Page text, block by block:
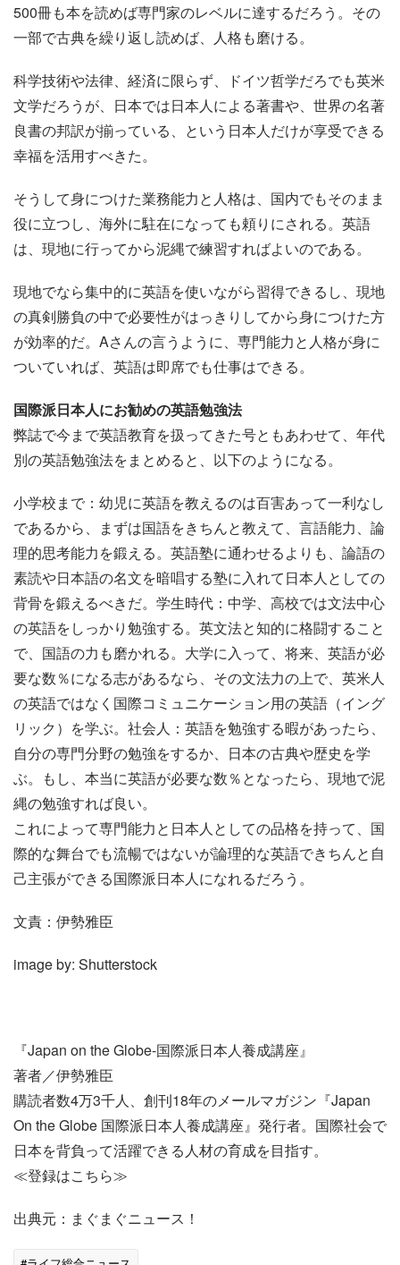
500冊も本を読めば専門家のレベルに達するだろう。その
一部で古典を繰り返し読めば、人格も磨ける。
科学技術や法律、経済に限らず、ドイツ哲学だろでも英米
文学だろうが、日本では日本人による著書や、世界の名著
良書の邦訳が揃っている、という日本人だけが享受できる
幸福を活用すべきた。
そうして身につけた業務能力と人格は、国内でもそのまま
役に立つし、海外に駐在になっても頼りにされる。英語
は、現地に行ってから泥縄で練習すればよいのである。
現地でなら集中的に英語を使いながら習得できるし、現地
の真剣勝負の中で必要性がはっきりしてから身につけた方
が効率的だ。Aさんの言うように、専門能力と人格が身に
ついていれば、英語は即席でも仕事はできる。
国際派日本人にお勧めの英語勉強法
弊誌で今まで英語教育を扱ってきた号ともあわせて、年代
別の英語勉強法をまとめると、以下のようになる。
小学校まで：幼児に英語を教えるのは百害あって一利なし
であるから、まずは国語をきちんと教えて、言語能力、論
理的思考能力を鍛える。英語塾に通わせるよりも、論語の
素読や日本語の名文を暗唱する塾に入れて日本人としての
背骨を鍛えるべきだ。学生時代：中学、高校では文法中心
の英語をしっかり勉強する。英文法と知的に格闘すること
で、国語の力も磨かれる。大学に入って、将来、英語が必
要な数％になる志があるなら、その文法力の上で、英米人
の英語ではなく国際コミュニケーション用の英語（イング
リック）を学ぶ。社会人：英語を勉強する暇があったら、
自分の専門分野の勉強をするか、日本の古典や歴史を学
ぶ。もし、本当に英語が必要な数％となったら、現地で泥
縄の勉強すれば良い。
これによって専門能力と日本人としての品格を持って、国
際的な舞台でも流暢ではないが論理的な英語できちんと自
己主張ができる国際派日本人になれるだろう。
文責：伊勢雅臣
image by: Shutterstock
『Japan on the Globe-国際派日本人養成講座』
著者／伊勢雅臣
購読者数4万3千人、創刊18年のメールマガジン『Japan
On the Globe 国際派日本人養成講座』発行者。国際社会で
日本を背負って活躍できる人材の育成を目指す。
≪登録はこちら≫
出典元：まぐまぐニュース！